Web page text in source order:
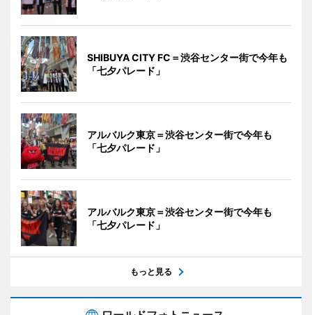
SHIBUYA CITY FC＝渋谷センター街で今年も
「七夕パレード」
アルバルク東京＝渋谷センター街で今年も
「七夕パレード」
アルバルク東京＝渋谷センター街で今年も
「七夕パレード」
もっと見る